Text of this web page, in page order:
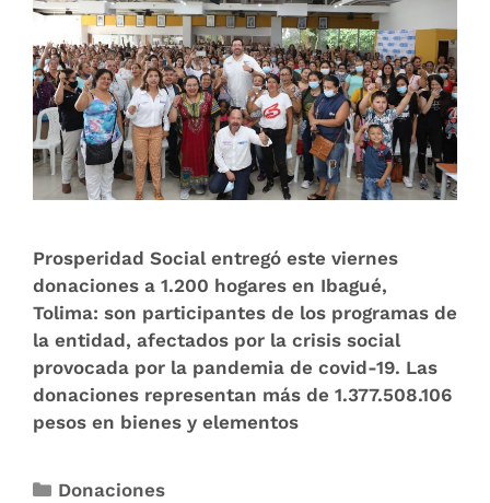
Prosperidad Social entregó este viernes
donaciones a 1.200 hogares en Ibagué,
Tolima: son participantes de los programas de
la entidad, afectados por la crisis social
provocada por la pandemia de covid-19. Las
donaciones representan más de 1.377.508.106
pesos en bienes y elementos
Donaciones